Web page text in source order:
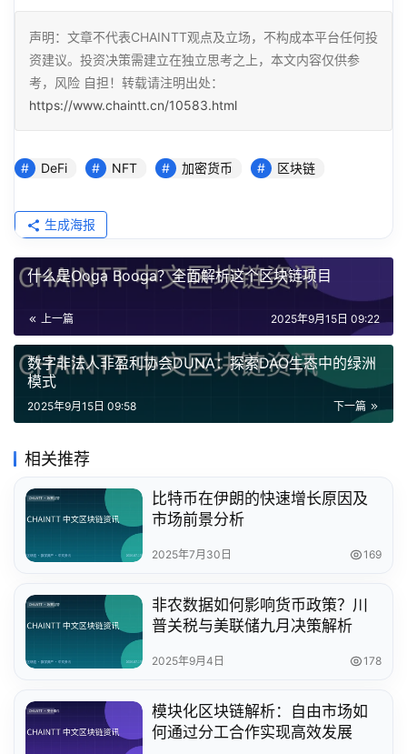
声明：文章不代表CHAINTT观点及立场，不构成本平台任何投
资建议。投资决策需建立在独立思考之上，本文内容仅供参
考，风险 自担！转载请注明出处：
https://www.chaintt.cn/10583.html
DeFi NFT 加密货币 区块链
生成海报
什么是Ooga Booga？全面解析这个区块链项目
上一篇 2025年9月15日 09:22
数字非法人非盈利协会DUNA：探索DAO生态中的绿洲
模式
下一篇
2025年9月15日 09:58
相关推荐
比特币在伊朗的快速增长原因及
市场前景分析
2025年7月30日 169
非农数据如何影响货币政策？川
普关税与美联储九月决策解析
2025年9月4日 178
模块化区块链解析：自由市场如
何通过分工合作实现高效发展